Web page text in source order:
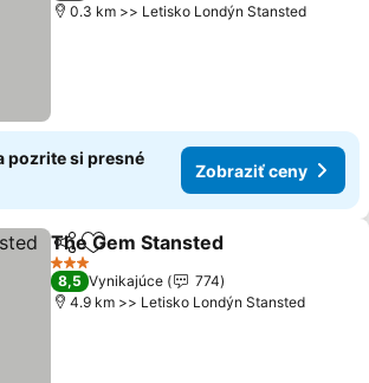
0.3 km >> Letisko Londýn Stansted
pozrite si presné
Zobraziť ceny
ZdieľaťPridať do obľúbených
The Gem Stansted
3 Počet hviezdičiek
8,5 Vynikajúce
774
4.9 km >> Letisko Londýn Stansted